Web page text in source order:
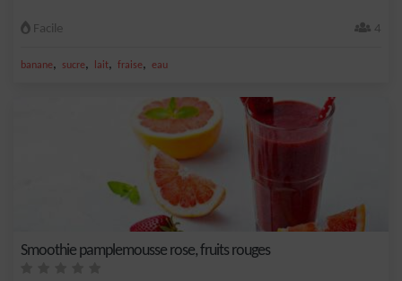
Facile 4
banane, sucre, lait, fraise, eau
Smoothie pamplemousse rose, fruits rouges